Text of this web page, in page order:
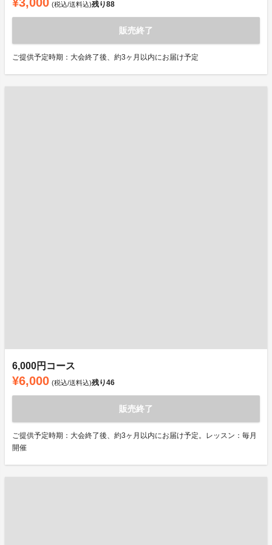
(税込/送料込)残り88
販売終了
ご提供予定時期：大会終了後、約3ヶ月以内にお届け予定
6,000円コース
¥6,000 (税込/送料込)残り46
販売終了
ご提供予定時期：大会終了後、約3ヶ月以内にお届け予定。レッスン：毎月
開催